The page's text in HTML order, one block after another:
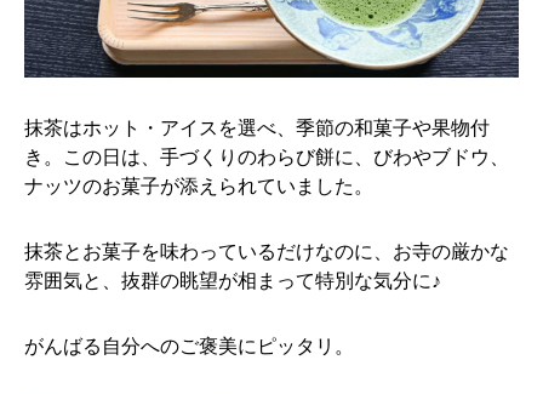
抹茶はホット・アイスを選べ、季節の和菓子や果物付
き。この日は、手づくりのわらび餅に、びわやブドウ、
ナッツのお菓子が添えられていました。
抹茶とお菓子を味わっているだけなのに、お寺の厳かな
雰囲気と、抜群の眺望が相まって特別な気分に♪
がんばる自分へのご褒美にピッタリ。